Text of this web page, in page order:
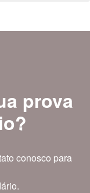
prova
conosco para